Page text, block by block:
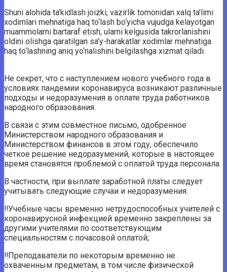
Shuni alohida ta’kidlash joizki, vazirlik tomonidan xalq ta’limi
xodimlari mehnatiga haq to‘lash bo‘yicha vujudga kelayotgan
muammolarni bartaraf etish, ularni kelgusida takrorlanishini
oldini olishga qaratilgan sa’y-harakatlar xodimlar mehnatiga
haq to‘lashning aniq yo‘nalishini belgilashga xizmat qiladi.
Не секрет, что с наступлением нового учебного года в
условиях пандемии коронавируса возникают различные
подходы и недоразумения в оплате труда работников
народного образования.
В связи с этим совместное письмо, одобренное
Министерством народного образования и
Министерством финансов в этом году, обеспечило
четкое решение недоразумений, которые в настоящее
время становятся проблемой с оплатой труда персонала.
В частности, при выплате заработной платы следует
учитывать следующие случаи и недоразумения:
‼️Учебные часы временно нетрудоспособных учителей с
коронавирусной инфекцией временно закреплены за
другими учителями по соответствующим
специальностям с почасовой оплатой;
‼️Преподаватели по некоторым временно не
охваченным предметам, в том числе физической